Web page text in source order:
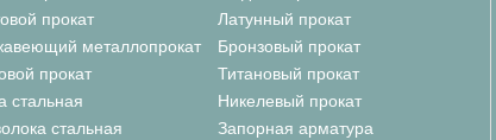
прокат
металлопрокат
прокат
стальная
стальная
Латунный прокат
Бронзовый прокат
Титановый прокат
Никелевый прокат
Запорная арматура